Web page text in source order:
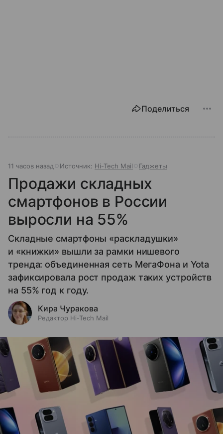
Поделиться
11 часов назад Источник: Hi-Tech Mail Гаджеты
Продажи складных
смартфонов в России
выросли на 55%
Складные смартфоны «раскладушки»
и «книжки» вышли за рамки нишевого
тренда: объединенная сеть МегаФона и Yota
зафиксировала рост продаж таких устройств
на 55% год к году.
Кира Чуракова
Редактор Hi-Tech Mail